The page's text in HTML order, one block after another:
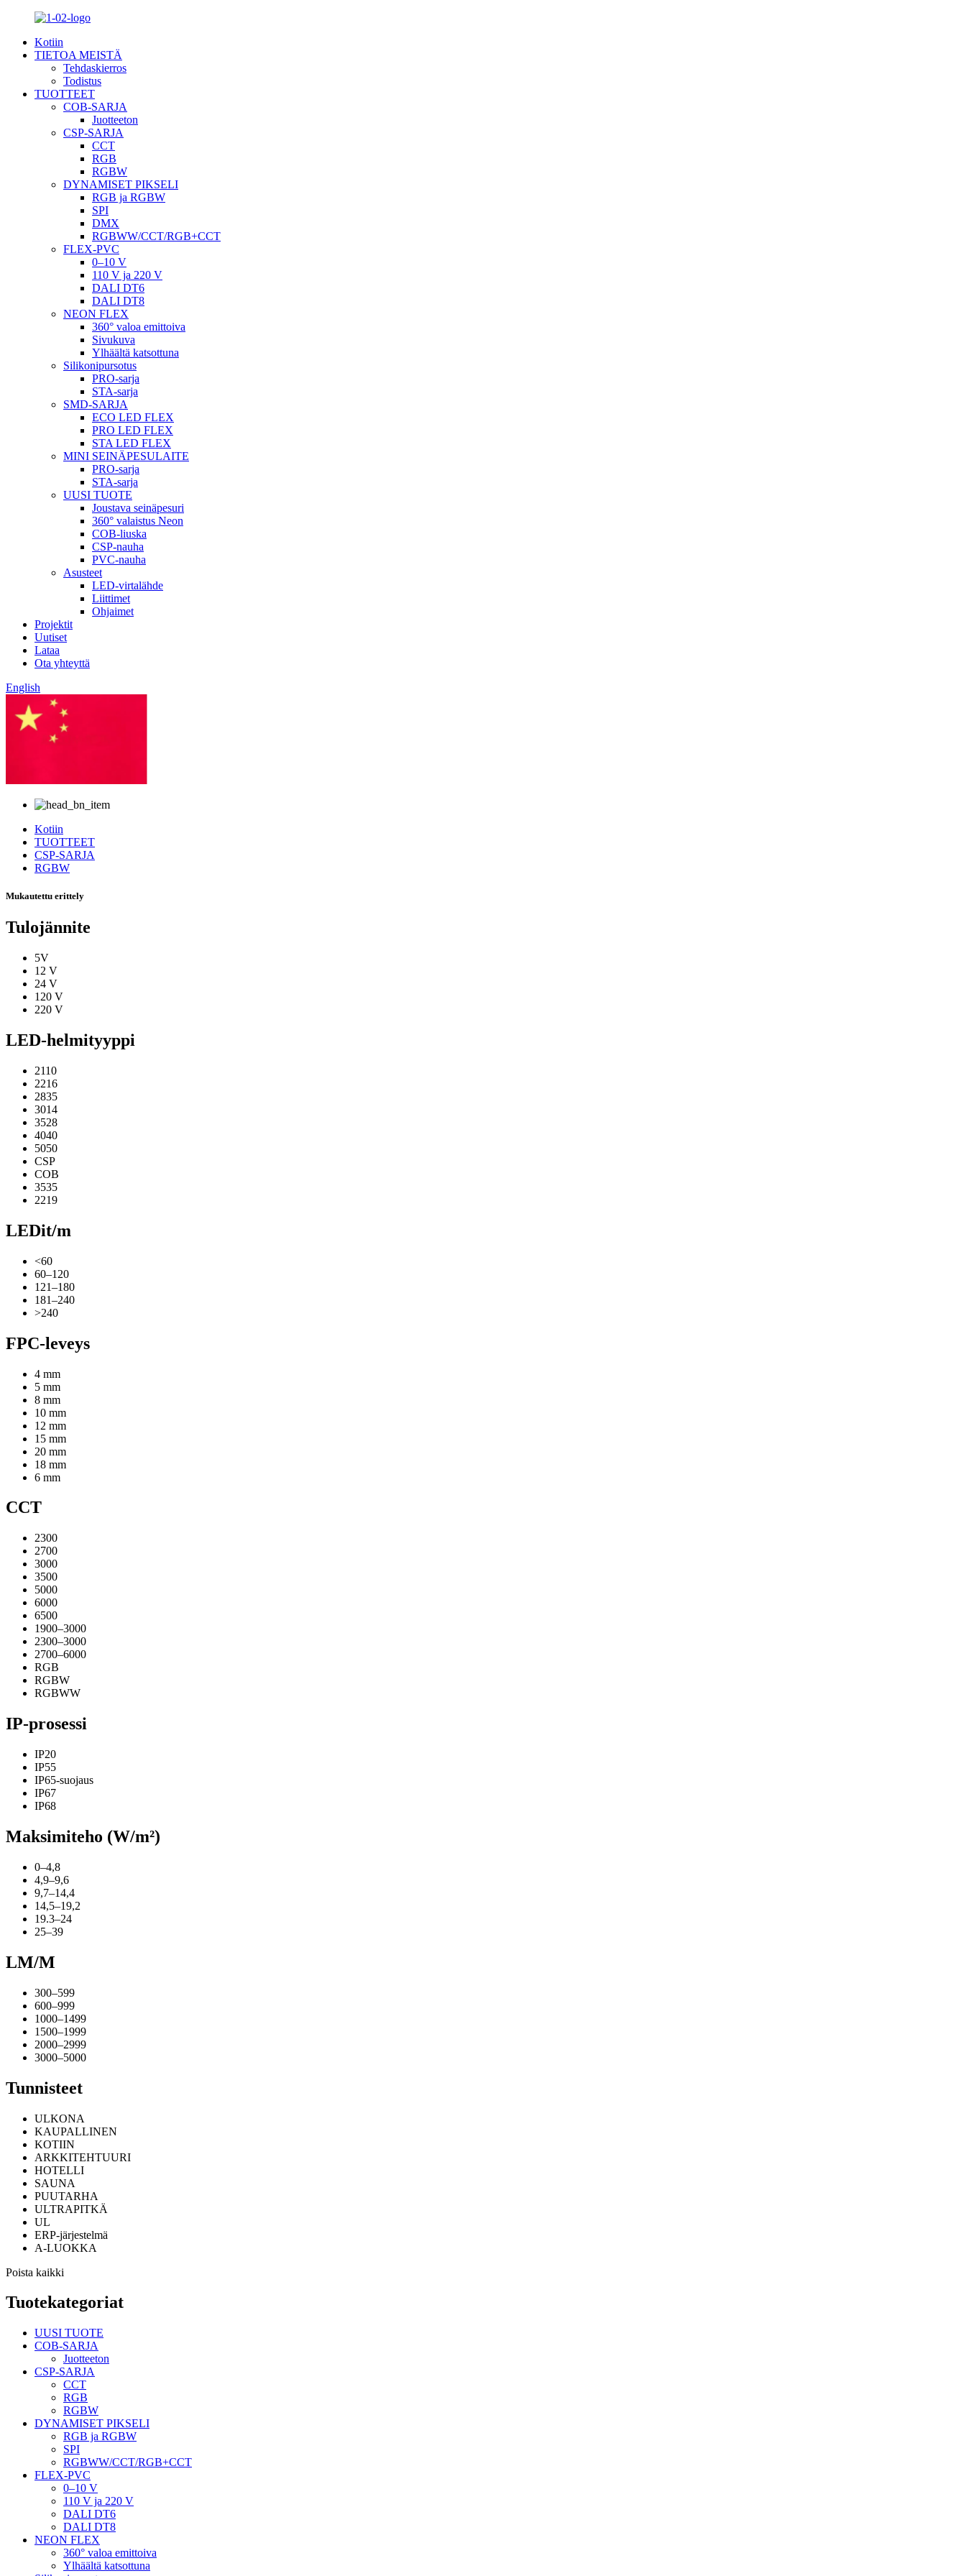
Kotiin
TIETOA MEISTÄ
Tehdaskierros
Todistus
TUOTTEET
COB-SARJA
Juotteeton
CSP-SARJA
CCT
RGB
RGBW
DYNAMISET PIKSELI
RGB ja RGBW
SPI
DMX
RGBWW/CCT/RGB+CCT
FLEX-PVC
0–10 V
110 V ja 220 V
DALI DT6
DALI DT8
NEON FLEX
360° valoa emittoiva
Sivukuva
Ylhäältä katsottuna
Silikonipursotus
PRO-sarja
STA-sarja
SMD-SARJA
ECO LED FLEX
PRO LED FLEX
STA LED FLEX
MINI SEINÄPESULAITE
PRO-sarja
STA-sarja
UUSI TUOTE
Joustava seinäpesuri
360° valaistus Neon
COB-liuska
CSP-nauha
PVC-nauha
Asusteet
LED-virtalähde
Liittimet
Ohjaimet
Projektit
Uutiset
Lataa
Ota yhteyttä
English
Kotiin
TUOTTEET
CSP-SARJA
RGBW
Mukautettu erittely
Tulojännite
5V
12 V
24 V
120 V
220 V
LED-helmityyppi
2110
2216
2835
3014
3528
4040
5050
CSP
COB
3535
2219
LEDit/m
<60
60–120
121–180
181–240
>240
FPC-leveys
4 mm
5 mm
8 mm
10 mm
12 mm
15 mm
20 mm
18 mm
6 mm
CCT
2300
2700
3000
3500
5000
6000
6500
1900–3000
2300–3000
2700–6000
RGB
RGBW
RGBWW
IP-prosessi
IP20
IP55
IP65-suojaus
IP67
IP68
Maksimiteho (W/m²)
0–4,8
4,9–9,6
9,7–14,4
14,5–19,2
19.3–24
25–39
LM/M
300–599
600–999
1000–1499
1500–1999
2000–2999
3000–5000
Tunnisteet
ULKONA
KAUPALLINEN
KOTIIN
ARKKITEHTUURI
HOTELLI
SAUNA
PUUTARHA
ULTRAPITKÄ
UL
ERP-järjestelmä
A-LUOKKA
Poista kaikki
Tuotekategoriat
UUSI TUOTE
COB-SARJA
Juotteeton
CSP-SARJA
CCT
RGB
RGBW
DYNAMISET PIKSELI
RGB ja RGBW
SPI
RGBWW/CCT/RGB+CCT
FLEX-PVC
0–10 V
110 V ja 220 V
DALI DT6
DALI DT8
NEON FLEX
360° valoa emittoiva
Ylhäältä katsottuna